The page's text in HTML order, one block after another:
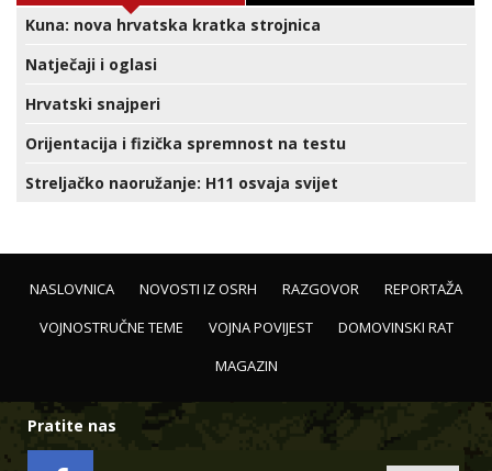
Kuna: nova hrvatska kratka strojnica
Natječaji i oglasi
Hrvatski snajperi
Orijentacija i fizička spremnost na testu
Streljačko naoružanje: H11 osvaja svijet
NASLOVNICA NOVOSTI IZ OSRH RAZGOVOR
REPORTAŽA
VOJNOSTRUČNE TEME
VOJNA POVIJEST
DOMOVINSKI RAT
MAGAZIN
Pratite nas